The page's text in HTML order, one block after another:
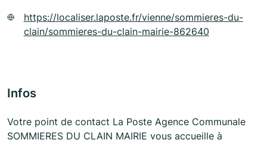
https://localiser.laposte.fr/vienne/sommieres-du-
clain/sommieres-du-clain-mairie-862640
Infos
Votre point de contact La Poste Agence Communale
SOMMIERES DU CLAIN MAIRIE vous accueille à